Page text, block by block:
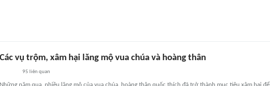
Các vụ trộm, xâm hại lăng mộ vua chúa và hoàng thân
95 liên quan